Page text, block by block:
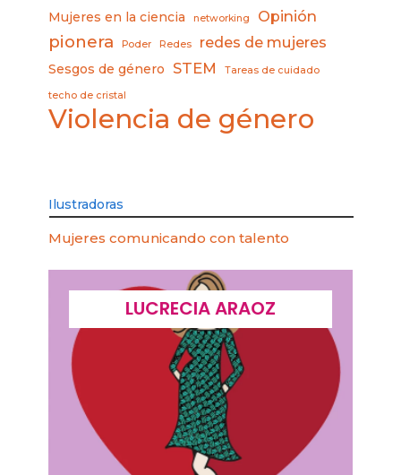
Mujeres en la ciencia networking Opinión
pionera Poder Redes redes de mujeres
Sesgos de género STEM Tareas de cuidado
techo de cristal
Violencia de género
Ilustradoras
Mujeres comunicando con talento
LUCRECIA ARAOZ